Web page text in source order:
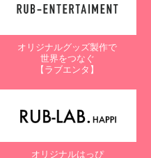
オリジナルグッズ製作で
世界をつなぐ
【ラブエンタ】
オリジナルはっぴ